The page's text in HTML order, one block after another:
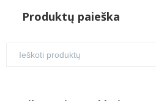
Produktų paieška